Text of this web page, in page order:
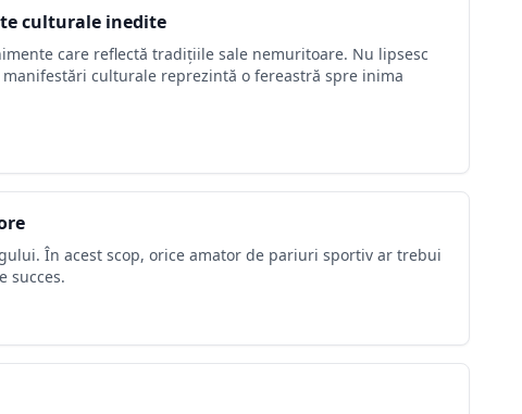
culturale inedite
care reflectă tradițiile sale nemuritoare. Nu lipsesc
culturale reprezintă o fereastră spre inima
În acest scop, orice amator de pariuri sportiv ar trebui
succes.